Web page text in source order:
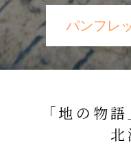
パンフレ
｢地の物語